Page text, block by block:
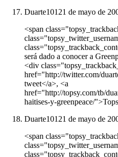
Duarte101 21 de mayo de
<span
será dado a conocer a
<div
href="http://twitter.com/
tweet</a>, <a
href="http://topsy.com/tb/
haitises-y-greenpeace/
Duarte101 21 de mayo de
<span